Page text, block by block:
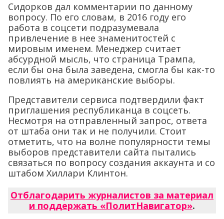
Сидорков дал комментарии по данному
вопросу. По его словам, в 2016 году его
работа в соцсети подразумевала
привлечение в нее знаменитостей с
мировым именем. Менеджер считает
абсурдной мысль, что страница Трампа,
если бы она была заведена, смогла бы как-то
повлиять на американские выборы.
Представители сервиса подтвердили факт
приглашения республиканца в соцсеть.
Несмотря на отправленный запрос, ответа
от штаба они так и не получили. Стоит
отметить, что на волне популярности темы
выборов представители сайта пытались
связаться по вопросу создания аккаунта и со
штабом Хиллари Клинтон.
Отблагодарить журналистов за материал
и поддержать «ПолитНавигатор».